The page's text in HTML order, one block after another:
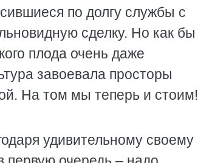
по долгу службы с
сделку. Но как бы
плода очень даже
завоевала просторы
На том мы теперь и стоим!
удивительному своему